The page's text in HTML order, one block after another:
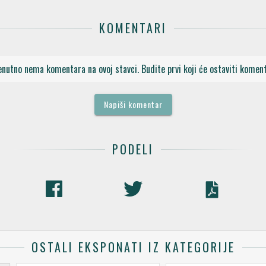
KOMENTARI
nema komentara na ovoj stavci. Budite prvi koji će ostaviti
Napiši komentar
PODELI
OSTALI EKSPONATI IZ KATEGORIJE